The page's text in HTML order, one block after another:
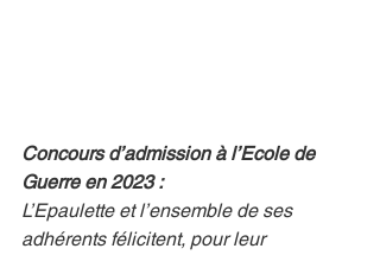
Concours d’admission à l’Ecole de
Guerre en 2023 :
L’Epaulette et l’ensemble de ses
adhérents félicitent, pour leur